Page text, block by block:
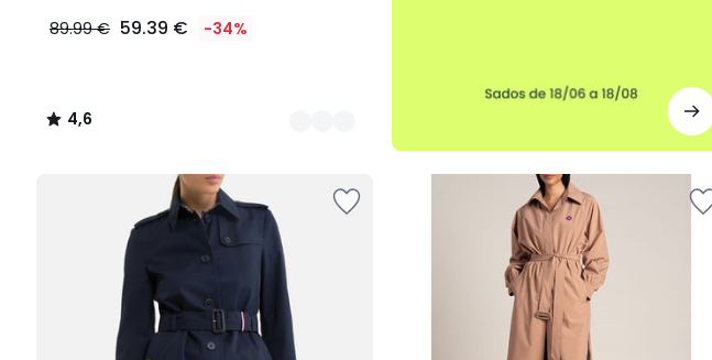
89.99 € 59.39 € -34%
4,6
/